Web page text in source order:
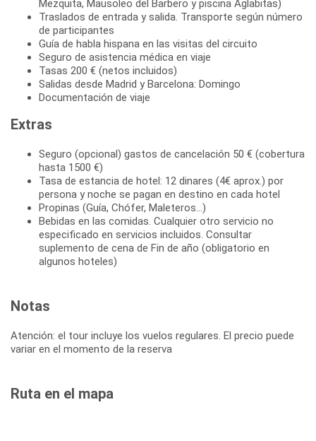
Mezquita, Mausoleo del Barbero y piscina Aglabitas)
Traslados de entrada y salida. Transporte según número
de participantes
Guía de habla hispana en las visitas del circuito
Seguro de asistencia médica en viaje
Tasas 200 € (netos incluidos)
Salidas desde Madrid y Barcelona: Domingo
Documentación de viaje
Extras
Seguro (opcional) gastos de cancelación 50 € (cobertura
hasta 1500 €)
Tasa de estancia de hotel: 12 dinares (4€ aprox.) por
persona y noche se pagan en destino en cada hotel
Propinas (Guía, Chófer, Maleteros...)
Bebidas en las comidas. Cualquier otro servicio no
especificado en servicios incluidos. Consultar
suplemento de cena de Fin de año (obligatorio en
algunos hoteles)
Notas
Atención: el tour incluye los vuelos regulares. El precio puede
variar en el momento de la reserva
Ruta en el mapa